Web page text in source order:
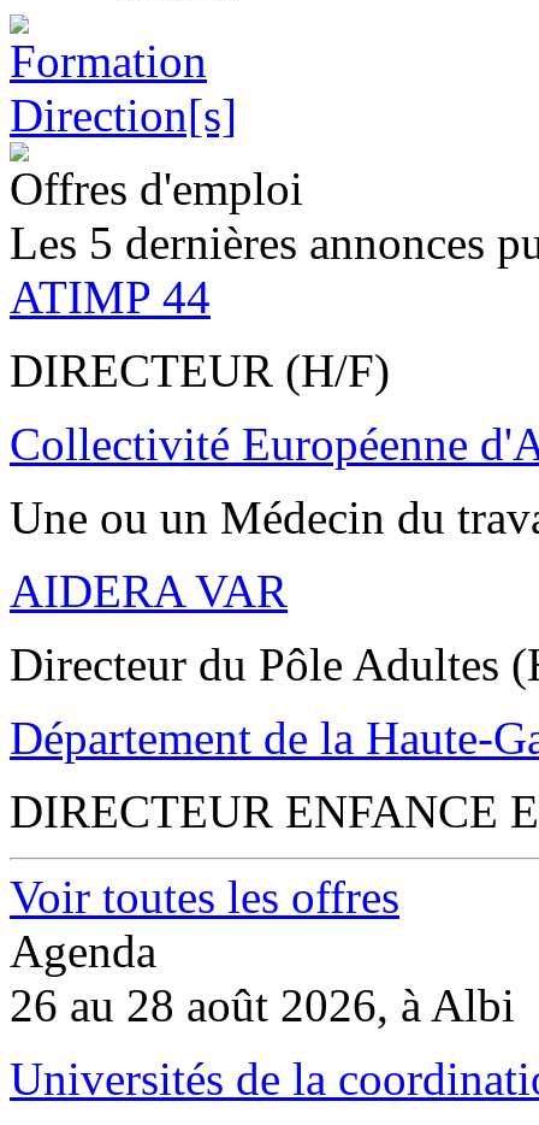
Offres d'emploi
Les 5 dernières annonces
ATIMP 44
DIRECTEUR (H/F)
Collectivité Européenne
Une ou un Médecin du
AIDERA VAR
Directeur du Pôle Adultes
Département de la Haute-
DIRECTEUR ENFANCE
Voir toutes les offres
Agenda
26 au 28 août 2026, à Albi
Universités de la